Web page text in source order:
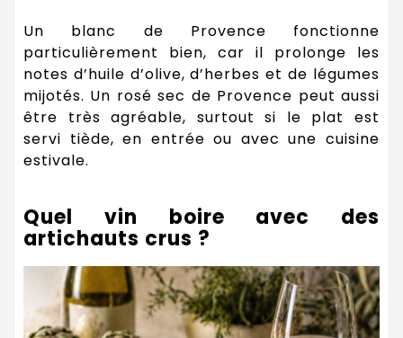
Un blanc de Provence fonctionne
particulièrement bien, car il prolonge les
notes d’huile d’olive, d’herbes et de légumes
mijotés. Un rosé sec de Provence peut aussi
être très agréable, surtout si le plat est
servi tiède, en entrée ou avec une cuisine
estivale.
Quel vin boire avec des
artichauts crus ?